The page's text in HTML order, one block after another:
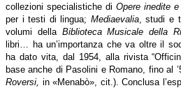
collezioni specialistiche di Opere inedite e
per i testi di lingua; Mediaevalia, studi e
volumi della Biblioteca Musicale della
libri… ha un’importanza che va oltre il
ha dato vita, dal 1954, alla rivista
base anche di Pasolini e Romano, fino al
Roversi, in «Menabò», cit.). Conclusa